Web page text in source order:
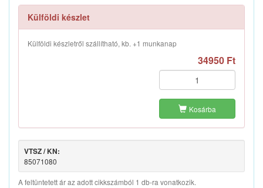
Külföldi készlet
Külföldi készletről szállítható, kb. +1 munkanap
34950 Ft
Kosárba
VTSZ / KN:
85071080
A feltüntetett ár az adott cikkszámból 1 db-ra vonatkozik.